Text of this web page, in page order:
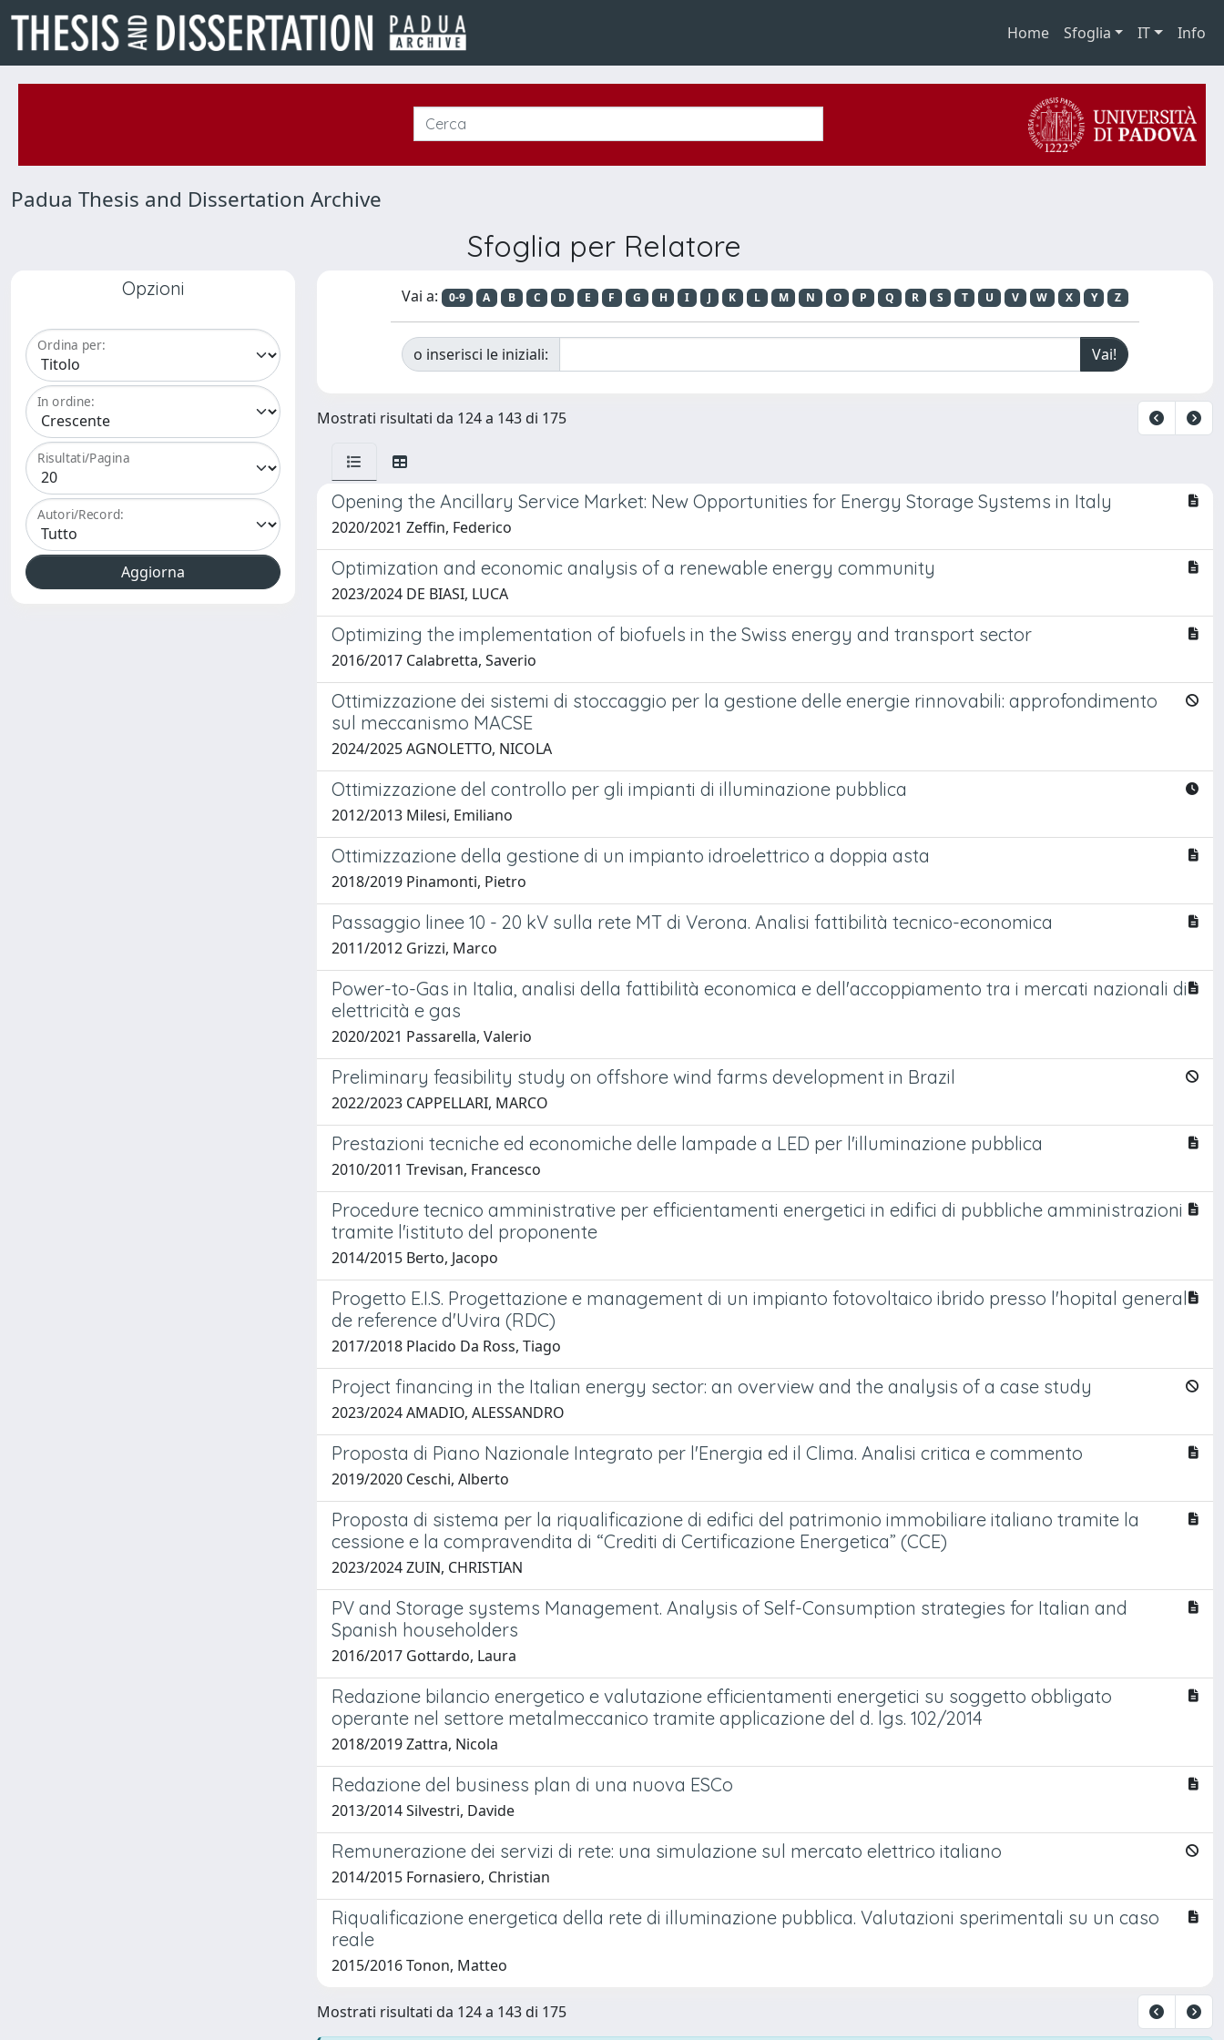
Home Sfoglia IT Info
Padua Thesis and Dissertation Archive
Sfoglia per Relatore
Opzioni
Ordina per:
In ordine:
Risultati/Pagina
Autori/Record:
Vai a: 0-9 A B C D E F G H I J K L M N O P Q R S T U V W X Y Z
o inserisci le iniziali:
Mostrati risultati da 124 a 143 di 175
Opening the Ancillary Service Market: New Opportunities for Energy Storage Systems in Italy
2020/2021 Zeffin, Federico
Optimization and economic analysis of a renewable energy community
2023/2024 DE BIASI, LUCA
Optimizing the implementation of biofuels in the Swiss energy and transport sector
2016/2017 Calabretta, Saverio
Ottimizzazione dei sistemi di stoccaggio per la gestione delle energie rinnovabili: approfondimento
sul meccanismo MACSE
2024/2025 AGNOLETTO, NICOLA
Ottimizzazione del controllo per gli impianti di illuminazione pubblica
2012/2013 Milesi, Emiliano
Ottimizzazione della gestione di un impianto idroelettrico a doppia asta
2018/2019 Pinamonti, Pietro
Passaggio linee 10 - 20 kV sulla rete MT di Verona. Analisi fattibilità tecnico-economica
2011/2012 Grizzi, Marco
Power-to-Gas in Italia, analisi della fattibilità economica e dell'accoppiamento tra i mercati nazionali di
elettricità e gas
2020/2021 Passarella, Valerio
Preliminary feasibility study on offshore wind farms development in Brazil
2022/2023 CAPPELLARI, MARCO
Prestazioni tecniche ed economiche delle lampade a LED per l'illuminazione pubblica
2010/2011 Trevisan, Francesco
Procedure tecnico amministrative per efficientamenti energetici in edifici di pubbliche amministrazioni
tramite l'istituto del proponente
2014/2015 Berto, Jacopo
Progetto E.I.S. Progettazione e management di un impianto fotovoltaico ibrido presso l'hopital general
de reference d'Uvira (RDC)
2017/2018 Placido Da Ross, Tiago
Project financing in the Italian energy sector: an overview and the analysis of a case study
2023/2024 AMADIO, ALESSANDRO
Proposta di Piano Nazionale Integrato per l'Energia ed il Clima. Analisi critica e commento
2019/2020 Ceschi, Alberto
Proposta di sistema per la riqualificazione di edifici del patrimonio immobiliare italiano tramite la
cessione e la compravendita di “Crediti di Certificazione Energetica” (CCE)
2023/2024 ZUIN, CHRISTIAN
PV and Storage systems Management. Analysis of Self-Consumption strategies for Italian and
Spanish householders
2016/2017 Gottardo, Laura
Redazione bilancio energetico e valutazione efficientamenti energetici su soggetto obbligato
operante nel settore metalmeccanico tramite applicazione del d. lgs. 102/2014
2018/2019 Zattra, Nicola
Redazione del business plan di una nuova ESCo
2013/2014 Silvestri, Davide
Remunerazione dei servizi di rete: una simulazione sul mercato elettrico italiano
2014/2015 Fornasiero, Christian
Riqualificazione energetica della rete di illuminazione pubblica. Valutazioni sperimentali su un caso
reale
2015/2016 Tonon, Matteo
Mostrati risultati da 124 a 143 di 175